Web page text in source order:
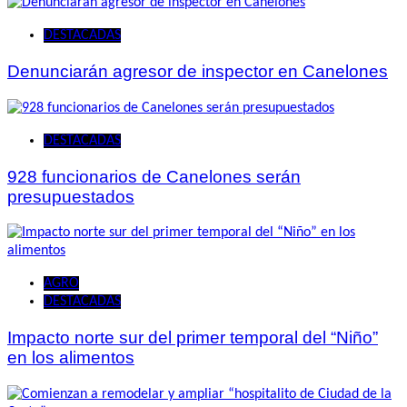
DESTACADAS
Denunciarán agresor de inspector en Canelones
DESTACADAS
928 funcionarios de Canelones serán
presupuestados
AGRO
DESTACADAS
Impacto norte sur del primer temporal del “Niño”
en los alimentos